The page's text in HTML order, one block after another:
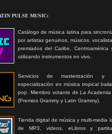
PULSE MUSIC:
Catálogo de música latina para
por artistas genuinos, músicos,
premiados del Caribe, Centroamérica
utilizando instrumentos en vivo.
Servicios de masterización y
especialización en música tropical
pop. Miembro votante de La
(Premios Grammy y Latin Grammy).
Tienda digital de música y multi-media
de MP3, videos, eLibros y